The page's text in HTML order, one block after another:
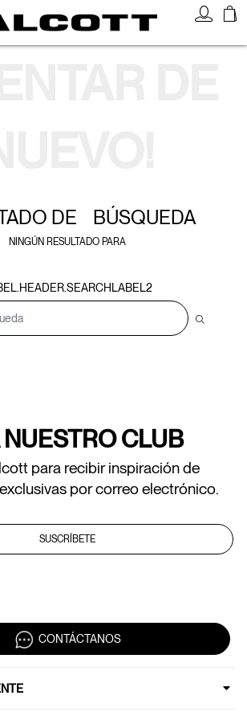
DE BÚSQUEDA
NINGÚN RESULTADO PARA
CLUB
para recibir inspiración de
por correo electrónico.
SUSCRÍBETE
CONTÁCTANOS